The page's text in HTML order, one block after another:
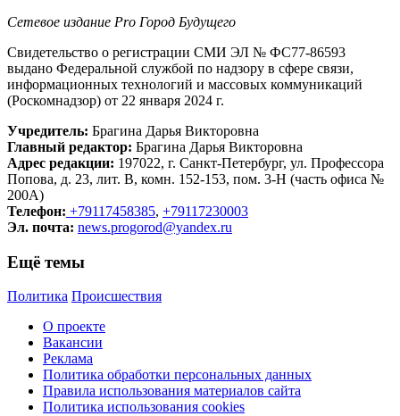
Сетевое издание Рrо Город Будущего
Свидетельство о регистрации СМИ ЭЛ № ФС77-86593
выдано Федеральной службой по надзору в сфере связи,
информационных технологий и массовых коммуникаций
(Роскомнадзор) от 22 января 2024 г.
Учредитель: Брагина Дарья Викторовна
Главный редактор: Брагина Дарья Викторовна
Адрес редакции: 197022, г. Санкт-Петербург, ул. Профессора
Попова, д. 23, лит. В, комн. 152-153, пом. 3-Н (часть офиса №
200А)
Телефон: +79117458385, +79117230003
Эл. почта: news.progorod@yandex.ru
Ещё темы
Политика Происшествия
О проекте
Вакансии
Реклама
Политика обработки персональных данных
Правила использования материалов сайта
Политика использования cookies